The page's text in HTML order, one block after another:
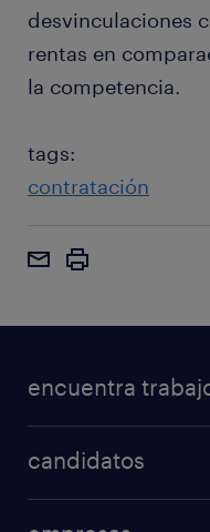
desvinculaciones
rentas en
la competencia.
tags:
contratación
encuentra
candidatos